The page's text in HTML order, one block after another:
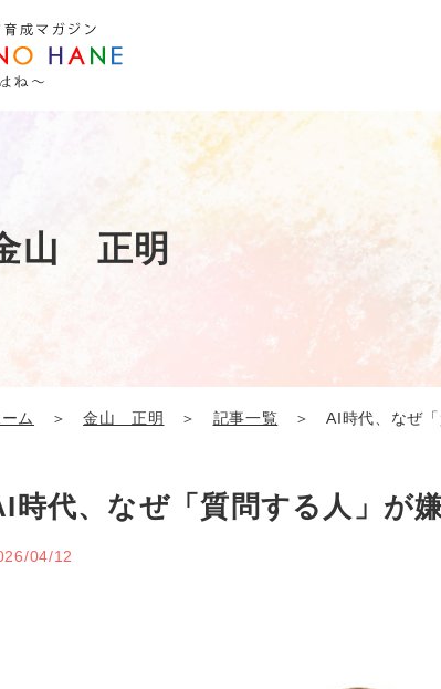
山 正明
ム ＞金山 正明 ＞ 記事一覧 ＞ AI時代、なぜ「
時代、なぜ「質問する人」が
04/12